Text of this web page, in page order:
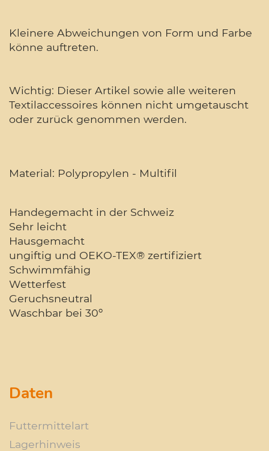
Kleinere Abweichungen von Form und Farbe
könne auftreten.
Wichtig: Dieser Artikel sowie alle weiteren
Textilaccessoires können nicht umgetauscht
oder zurück genommen werden.
Material: Polypropylen - Multifil
Handegemacht in der Schweiz
Sehr leicht
Hausgemacht
ungiftig und OEKO-TEX® zertifiziert
Schwimmfähig
Wetterfest
Geruchsneutral
Waschbar bei 30º
Daten
Futtermittelart
Lagerhinweis